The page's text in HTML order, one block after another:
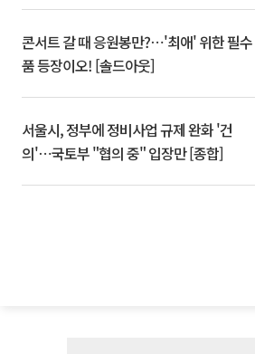
콘서트 갈 때 응원봉만?⋯'최애' 위한 필수
품 등장이오! [솔드아웃]
서울시, 정부에 정비사업 규제 완화 '건
의'⋯국토부 "협의 중" 입장만 [종합]